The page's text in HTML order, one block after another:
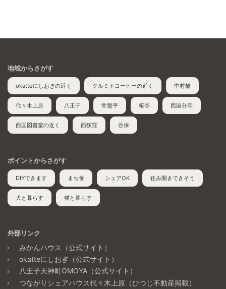
地域からさがす
okatteにしおぎの近く クルミドコーヒーの近く 中村橋
代々木上原 八王子 常盤平 糀谷 西国分寺
西国図書室の近く 西荻窪 谷保
ポイントからさがす
DIYできます まち食 シェアOK 住み開きできそう
犬と暮らす 猫と暮らす
外部リンク
みかんハウス（公式サイト）
okatteにしおぎ（公式サイト）
八王子天神町OMOYA（公式サイト）
つながりシェアハウス代々木上原（ひつじ不動産掲載）